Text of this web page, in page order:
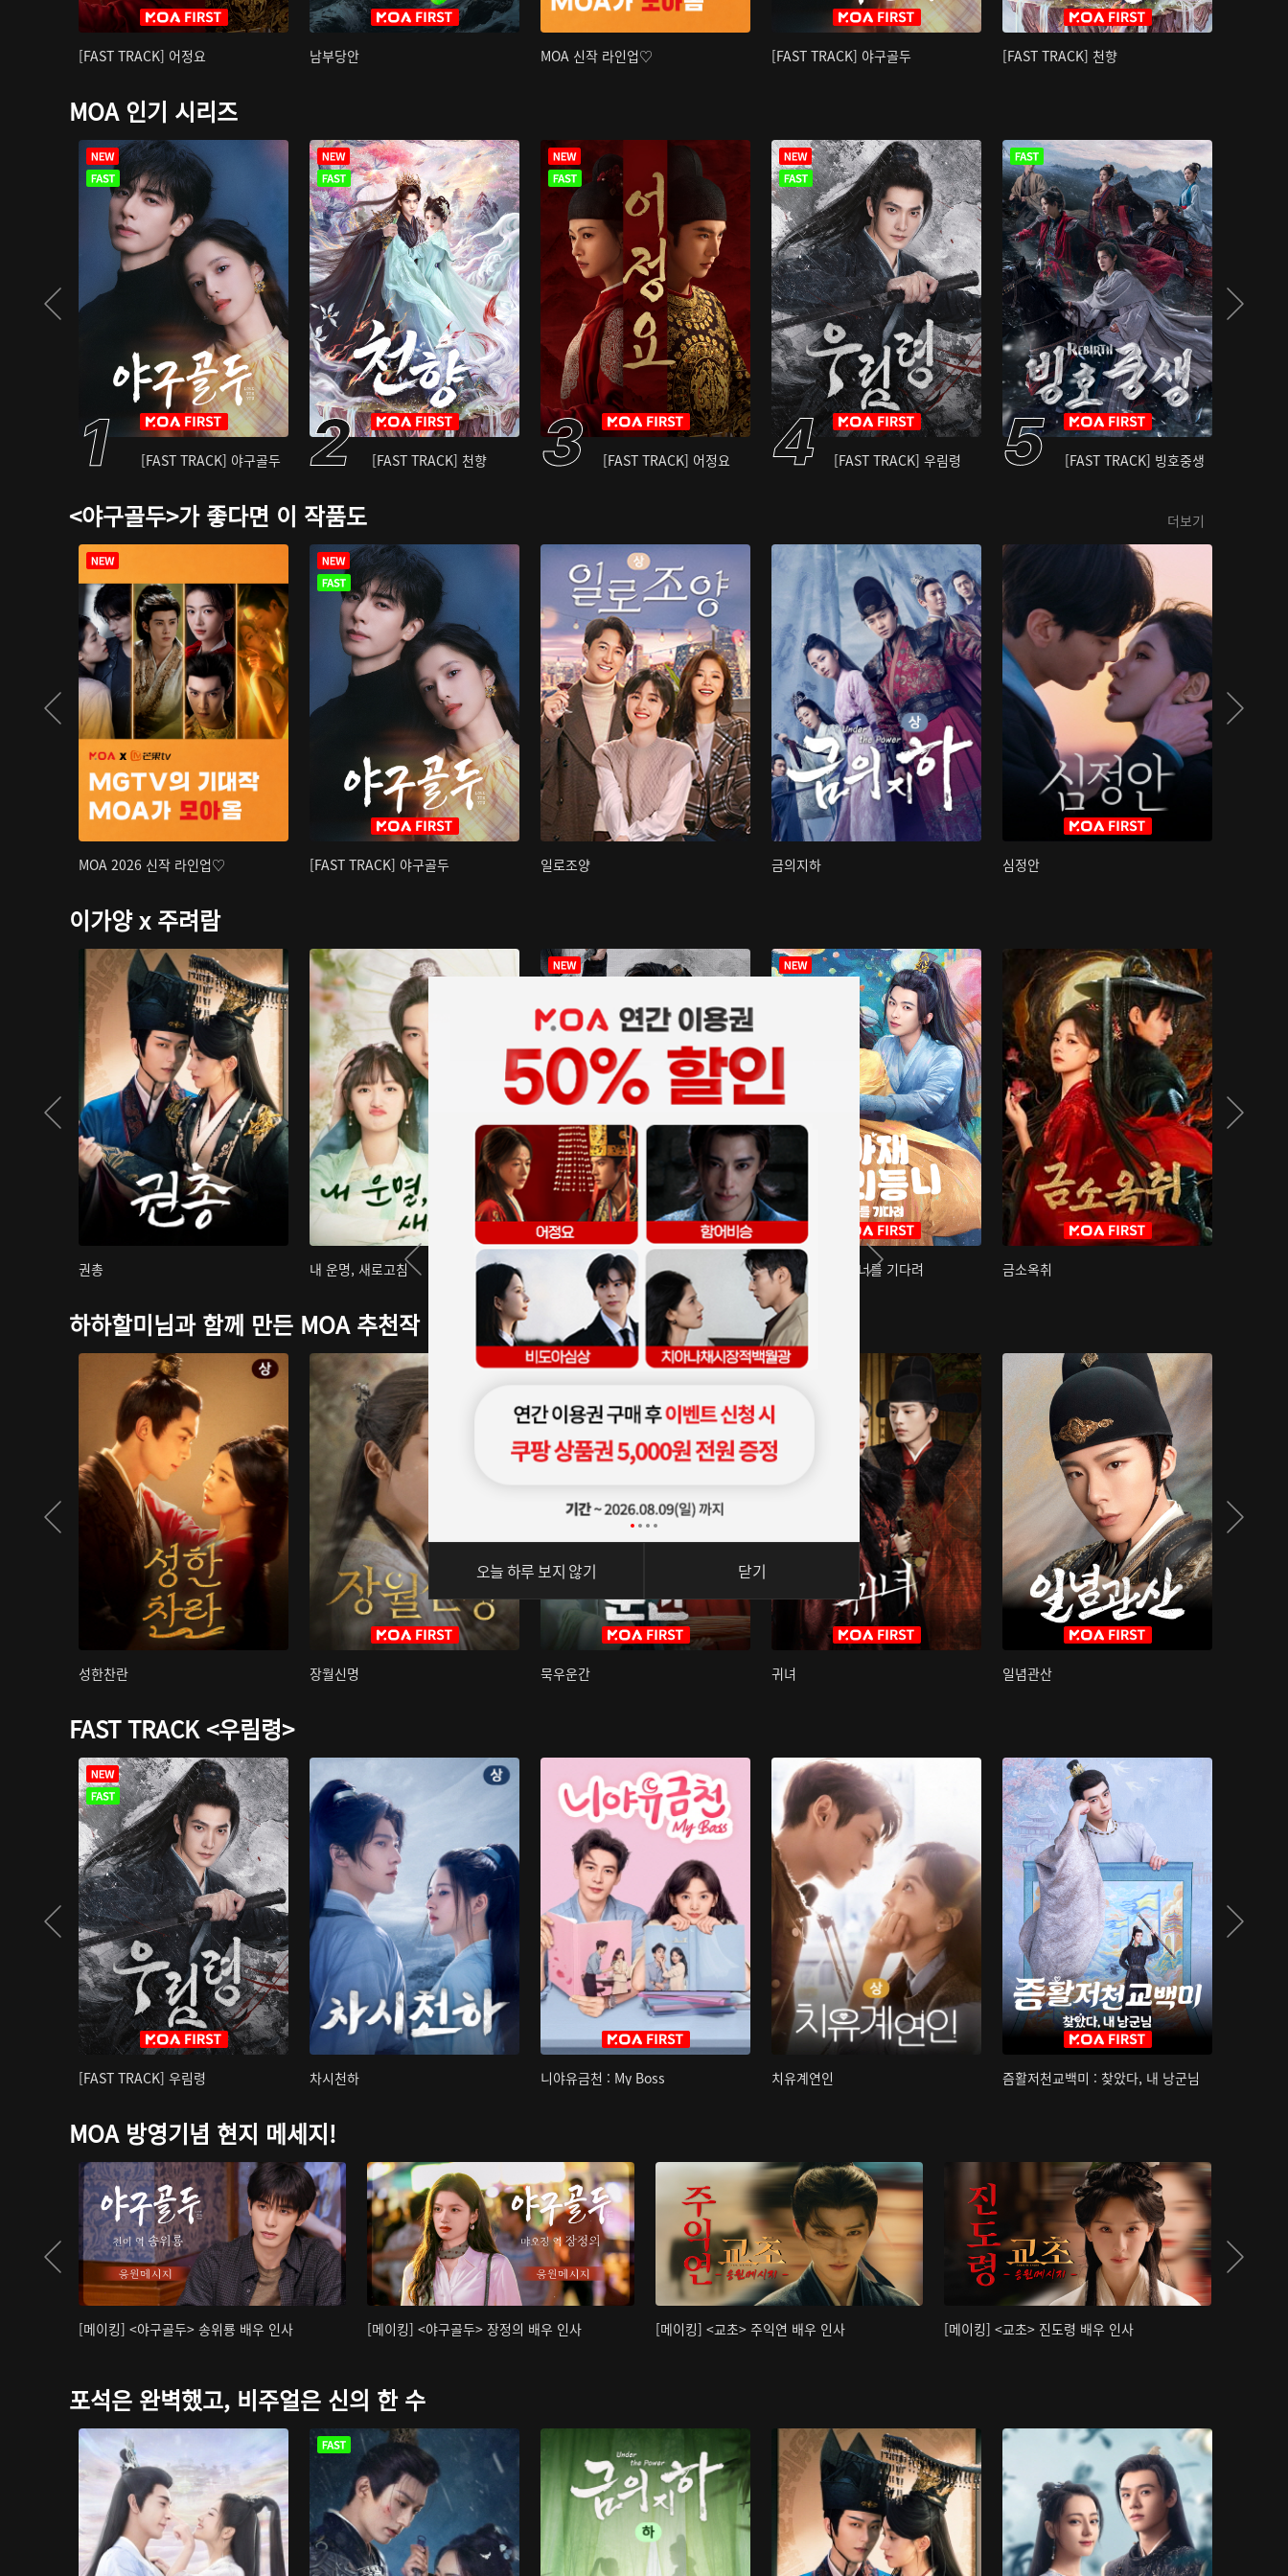
[FAST TRACK] 어정요 남부당안 MOA 신작 라인업♡ [FAST TRACK] 야구골두 [FAST TRACK] 천향
MOA 인기 시리즈
[FAST TRACK] 야구골두 [FAST TRACK] 천향 [FAST TRACK] 어정요 [FAST TRACK] 우림령 [FAST TRACK] 빙호중생
<야구골두>가 좋다면 이 작품도 더보기
MOA 2026 신작 라인업♡ [FAST TRACK] 야구골두 일로조양 금의지하 심정안
이가양 x 주려람
권총 내 운명, 새로고침 아재저리등니 : 너를 기다려 금소옥취
하하할미님과 함께 만든 MOA 추천작
성한찬란 장월신명 묵우운간 귀녀 일념관산
FAST TRACK <우림령>
[FAST TRACK] 우림령 차시천하 니야유금천 : My Boss 치유계연인 즘활저천교백미 : 찾았다, 내 낭군님
MOA 방영기념 현지 메세지!
[메이킹] <야구골두> 송위룡 배우 인사 [메이킹] <야구골두> 장정의 배우 인사 [메이킹] <교초> 주익연 배우 인사 [메이킹] <교초> 진도령 배우 인사
포석은 완벽했고, 비주얼은 신의 한 수
오늘 하루 보지 않기 닫기